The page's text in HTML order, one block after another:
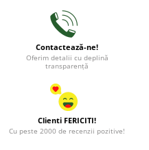
Contactează-ne!
Oferim detalii cu deplină
transparență
Clienti FERICITI!
Cu peste 2000 de recenzii pozitive!